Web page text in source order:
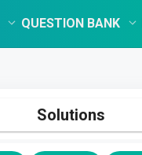
QUESTION BANK
Solutions